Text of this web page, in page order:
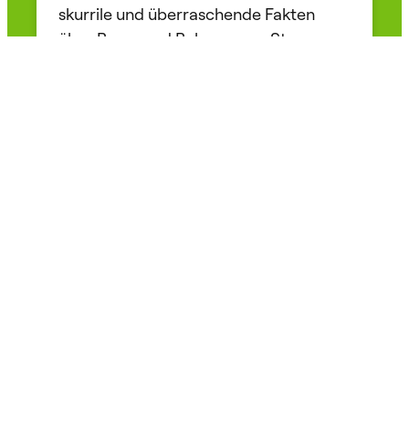
skurrile und überraschende Fakten
über Busse und Bahnen zum Staunen